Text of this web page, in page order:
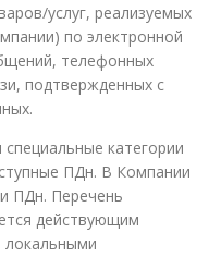
услуг, реализуемых
по электронной
телефонных
подтвержденных с
категории
ПДн. В Компании
ПДн. Перечень
действующим
локальными